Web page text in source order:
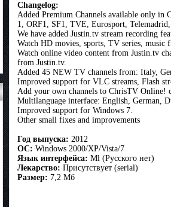
Changelog:
Added Premium Channels available only
1, ORF1, SF1, TVE, Eurosport,
We have added Justin.tv stream recording
Watch HD movies, sports, TV series, music
Watch online video content from Justin.tv
from Justin.tv.
Added 45 NEW TV channels from: Italy,
Improved support for VLC streams, Flash
Add your own channels to ChrisTV Online!
Multilanguage interface: English, German,
Improved support for Windows 7.
Other small fixes and improvements
Год выпуска: 2012
ОС: Windows 2000/XP/Vista/7
Язык интерфейса: Ml (Русского нет)
Лекарство: Присутствует (serial)
Размер: 7,2 Мб